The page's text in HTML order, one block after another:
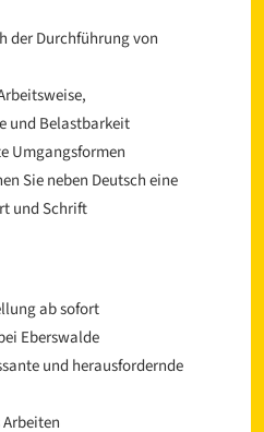
der Durchführung von
und Belastbarkeit
Umgangsformen
Sie neben Deutsch eine
und Schrift
ab sofort
Eberswalde
und herausfordernde